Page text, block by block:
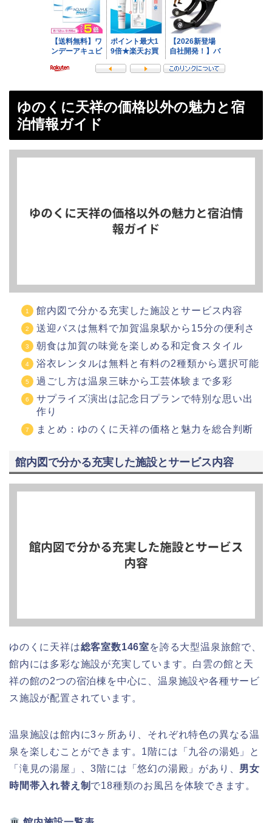
ゆのくに天祥の価格以外の魅力と宿
泊情報ガイド
館内図で分かる充実した施設とサービス内容
送迎バスは無料で加賀温泉駅から15分の便利さ
朝食は加賀の味覚を楽しめる和定食スタイル
浴衣レンタルは無料と有料の2種類から選択可能
過ごし方は温泉三昧から工芸体験まで多彩
サプライズ演出は記念日プランで特別な思い出
作り
まとめ：ゆのくに天祥の価格と魅力を総合判断
館内図で分かる充実した施設とサービス内容
ゆのくに天祥は総客室数146室を誇る大型温泉旅館で、
館内には多彩な施設が充実しています。白雲の館と天
祥の館の2つの宿泊棟を中心に、温泉施設や各種サービ
ス施設が配置されています。
温泉施設は館内に3ヶ所あり、それぞれ特色の異なる温
泉を楽しむことができます。1階には「九谷の湯処」と
「滝見の湯屋」、3階には「悠幻の湯殿」があり、 男女
時間帯入れ替え制 で18種類のお風呂を体験できます。